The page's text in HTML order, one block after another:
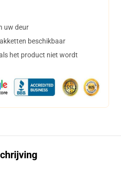
uw deur
beschikbaar
het product niet wordt